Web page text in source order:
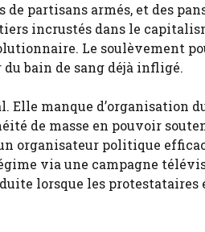
partisans armés, et des
incrustés dans le
Le soulèvement
du bain de sang déjà infligé.
Elle manque d’organisation
de masse en pouvoir
organisateur politique
via une campagne
lorsque les protestataires